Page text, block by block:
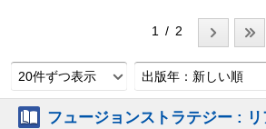
1 / 2
20件ずつ表示 出版年：新しい順
フュージョンストラテジー :